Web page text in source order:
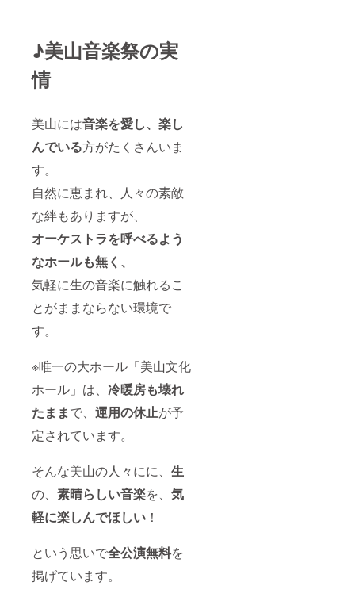
♪美山音楽祭の実
情
美山には音楽を愛し、楽し
んでいる方がたくさんいま
す。
自然に恵まれ、人々の素敵
な絆もありますが、
オーケストラを呼べるよう
なホールも無く、
気軽に生の音楽に触れるこ
とがままならない環境で
す。
※唯一の大ホール「美山文化
ホール」は、 冷暖房も壊れ
たままで、 運用の休止が予
定されています。
そんな美山の人々にに、 生
の、 素晴らしい音楽を、 気
軽に楽しんでほしい ！
という思いで全公演無料を
掲げています。